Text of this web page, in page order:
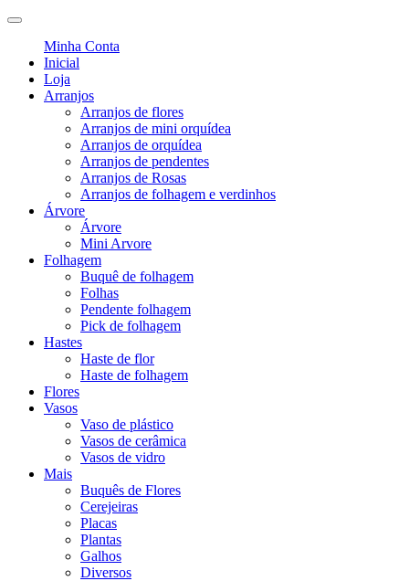
Minha Conta
Inicial
Loja
Arranjos
Arranjos de flores
Arranjos de mini orquídea
Arranjos de orquídea
Arranjos de pendentes
Arranjos de Rosas
Arranjos de folhagem e verdinhos
Árvore
Árvore
Mini Arvore
Folhagem
Buquê de folhagem
Folhas
Pendente folhagem
Pick de folhagem
Hastes
Haste de flor
Haste de folhagem
Flores
Vasos
Vaso de plástico
Vasos de cerâmica
Vasos de vidro
Mais
Buquês de Flores
Cerejeiras
Placas
Plantas
Galhos
Diversos